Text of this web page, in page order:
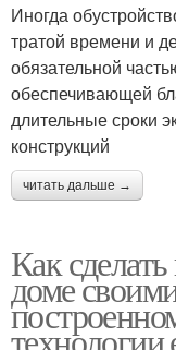
Иногда
тратой времени и
обязательной
обеспечивающей
длительные сроки
конструкций
читать дальше →
Как
доме
технологии